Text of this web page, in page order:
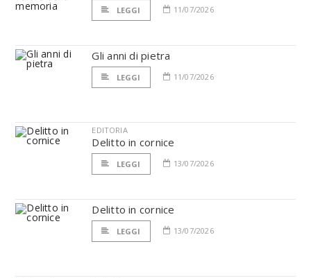
LEGGI 11/07/2026
Gli anni di pietra
LEGGI 11/07/2026
EDITORIA
Delitto in cornice
LEGGI 13/07/2026
Delitto in cornice
LEGGI 13/07/2026